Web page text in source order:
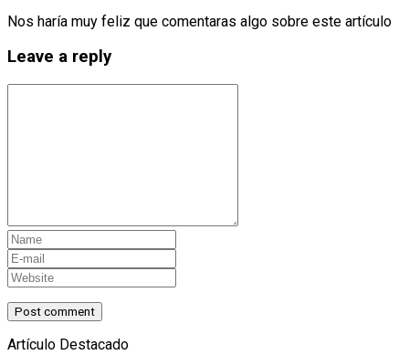
Nos haría muy feliz que comentaras algo sobre este artículo
Leave a reply
Artículo Destacado